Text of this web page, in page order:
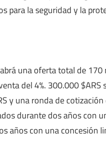
para la seguridad y la
una oferta total de
del 4%. 300.000
y una ronda de
durante dos años con
años con una concesión